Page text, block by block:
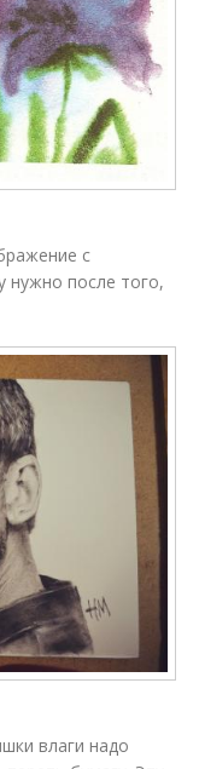
с
нужно после того,
влаги надо